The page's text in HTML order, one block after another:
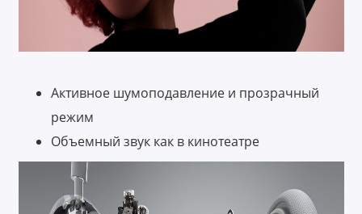
Активное шумоподавление и прозрачный
режим
Объемный звук как в кинотеатре